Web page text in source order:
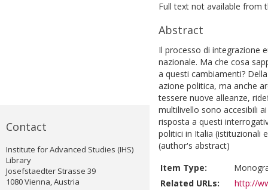
Contact
Institute for Advanced Studies (IHS)
Library
Josefstaedter Strasse 39
1080 Vienna, Austria
Full text not available from
Abstract
Il processo di integrazione
nazionale. Ma che cosa
a questi cambiamenti?
azione politica, ma anche
tessere nuove alleanze,
multilivello sono accesibili
risposta a questi
politici in Italia (istituzionali
(author's abstract)
Item Type:
Related URLs:
http://